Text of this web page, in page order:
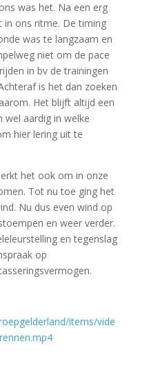
was het. Na een erg
in ons ritme. De timing
was te langzaam en
niet om de pace
in bv de trainingen
is het dan zoeken
Het blijft altijd een
aardig in welke
hier lering uit te
het ook om in onze
Tot nu toe ging het
Nu dus even wind op
en weer verder.
en tegenslag
op
items/vide